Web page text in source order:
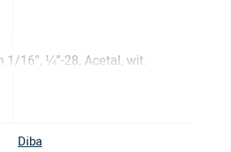
16″, ¼”-28, Acetal, wit.
Diba